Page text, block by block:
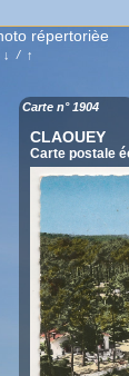
répertorièe
↓ /↑
Carte n° 1904
CLAOUEY
Carte postale